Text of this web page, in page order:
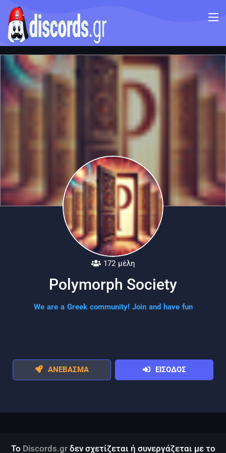
172 μέλη
Polymorph Society
We are a Greek community! Join and have fun
ΑΝΕΒΑΣΜΑ ΕΙΣΟΔΟΣ
Το Discords.grδεν σχετίζεται ή συνεργάζεται με το